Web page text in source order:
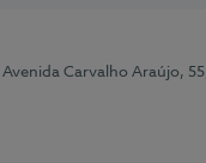
| Avenida Carvalho Araújo,